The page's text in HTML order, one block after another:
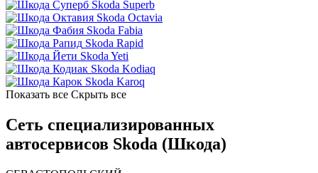
Skoda Superb
Skoda Octavia
Skoda Fabia
Skoda Rapid
Skoda Yeti
Skoda Kodiaq
Skoda Karoq
Показать все Скрыть все
Сеть специализированных
автосервисов Skoda (Шкода)